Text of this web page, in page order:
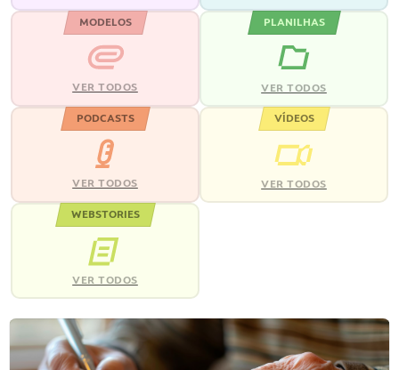
MODELOS
VER TODOS
PLANILHAS
VER TODOS
PODCASTS
VER TODOS
VÍDEOS
VER TODOS
WEBSTORIES
VER TODOS